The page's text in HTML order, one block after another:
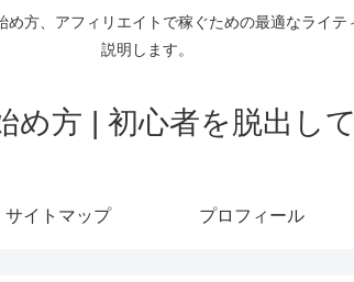
方、アフィリエイトで稼ぐための最適なライ
説明します。
め方 | 初心者を脱出し
サイトマップ プロフィール